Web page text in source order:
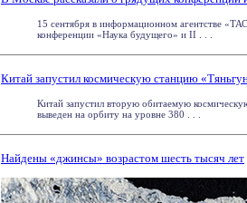
15 сентября в информационном агентстве
конференции «Наука будущего» и II . . .
Китай запустил космическую станцию
Китай запустил вторую обитаемую
выведен на орбиту на уровне 380 . . .
Найдены «джинсы» возрастом шесть тысяч лет